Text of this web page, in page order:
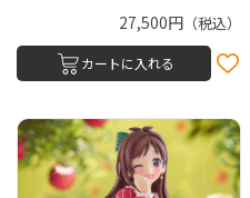
27,500円（税込）
カートに入れる